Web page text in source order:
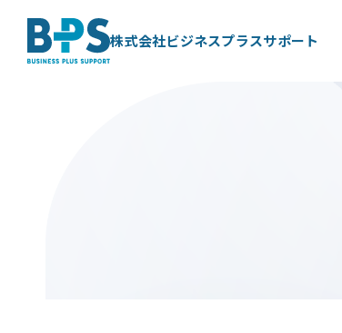
株式会社ビジネスプラスサポート